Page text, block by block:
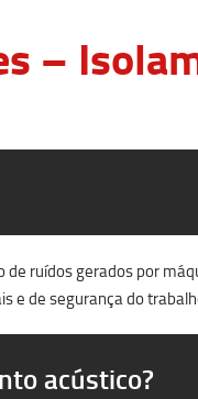
–
ruídos gerados por
e de segurança do
acústico?